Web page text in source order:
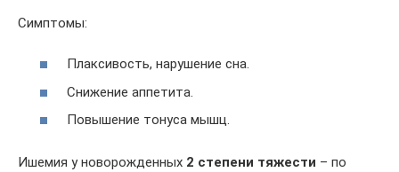
Симптомы:
Плаксивость, нарушение сна.
Снижение аппетита.
Повышение тонуса мышц.
Ишемия у новорожденных 2 степени тяжести – по